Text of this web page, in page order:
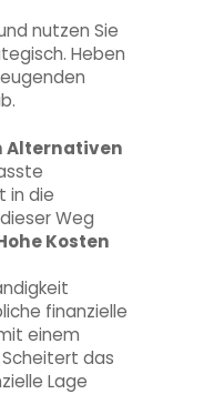
nutzen Sie
Heben
Alternativen
in die
Weg
Kosten
finanzielle
einem
Scheitert das
Lage